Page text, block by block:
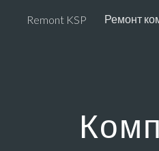
Remont KSP Ремонт